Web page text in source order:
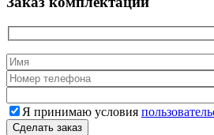
Я принимаю условия